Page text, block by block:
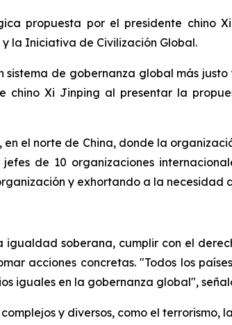
propuesta por el presidente chino
la Iniciativa de Civilización Global.
de gobernanza global más
Xi Jinping al presentar la
el norte de China, donde la
de 10 organizaciones
y exhortando a la necesidad
soberana, cumplir con el
acciones concretas. "Todos los
iguales en la gobernanza global",
y diversos, como el